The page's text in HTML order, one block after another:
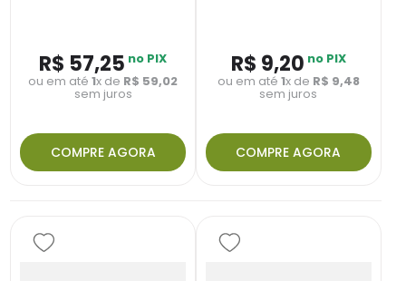
R$ 57,25 no PIX
ou em até1x de R$ 59,02
sem juros
COMPRE AGORA
R$ 9,20 no PIX
ou em até 1x de R$ 9,48
sem juros
COMPRE AGORA